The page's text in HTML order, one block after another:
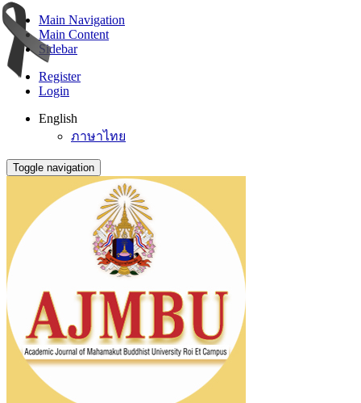
Main Navigation
Main Content
Sidebar
Register
Login
English
ภาษาไทย
Toggle navigation